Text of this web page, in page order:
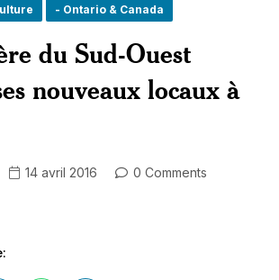
- Ontario & Canada
du Sud-Ouest
nouveaux locaux à
14 avril 2016
0 Comments